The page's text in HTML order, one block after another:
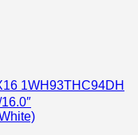
1WH93THC94DH